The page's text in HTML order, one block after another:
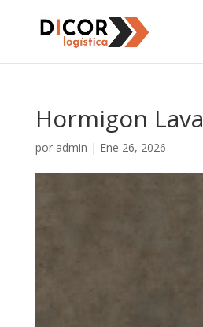
Hormigon Lava
por admin | Ene 26, 2026